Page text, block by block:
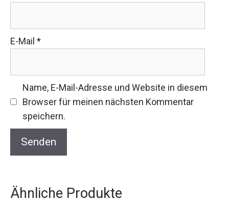
E-Mail *
Name, E-Mail-Adresse und Website in diesem
Browser für meinen nächsten Kommentar
speichern.
Ähnliche Produkte